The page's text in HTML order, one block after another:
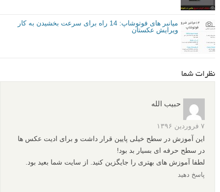
میانبر های فوتوشاپ: 14 راه برای سرعت بخشیدن به کار
ویرایش عکستان
نظرات شما
حبیب الله
۷ فروردین ۱۳۹۶
این آموزش در سطح خیلی پایین قرار داشت و برای ادیت عکس ها
در سطح حرفه ای بسیار بد بود!
لطفا آموزش های بهتری را جایگزین کنید. از سایت شما بعید بود.
پاسخ دهید